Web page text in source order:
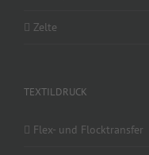
Zelte
TEXTILDRUCK
Flex- und Flocktransfer